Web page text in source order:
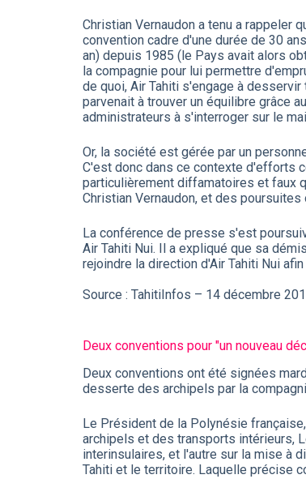
Christian Vernaudon a tenu a rappeler
convention cadre d'une durée de 30
an) depuis 1985 (le Pays avait alors
la compagnie pour lui permettre
de quoi, Air Tahiti s'engage à
parvenait à trouver un équilibre grâce
administrateurs à s'interroger sur le
Or, la société est gérée par un
C'est donc dans ce contexte d'efforts
particulièrement diffamatoires et faux
Christian Vernaudon, et des
La conférence de presse s'est
Air Tahiti Nui. Il a expliqué que sa
rejoindre la direction d'Air Tahiti Nui
Source : TahitiInfos – 14 décembre
Deux conventions pour "un nouveau
Deux conventions ont été signées
desserte des archipels par la
Le Président de la Polynésie
archipels et des transports intérieurs,
interinsulaires, et l'autre sur la mise à
Tahiti et le territoire. Laquelle précise